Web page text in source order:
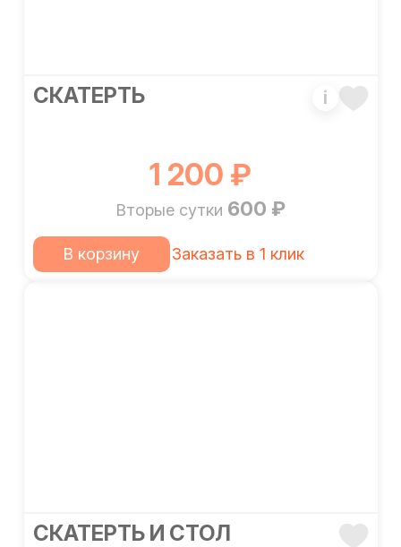
СКАТЕРТЬ i
1 200 ₽
Вторые сутки 600 ₽
В корзину Заказать в 1 клик
СКАТЕРТЬ И СТОЛ